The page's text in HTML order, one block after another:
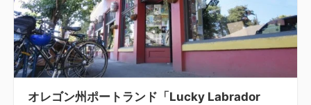
オレゴン州ポートランド「Lucky Labrador